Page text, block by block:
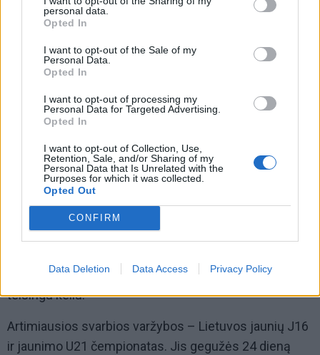
personal data.
Opted In
I want to opt-out of the Sale of my
Personal Data.
Opted In
I want to opt-out of processing my
Personal Data for Targeted Advertising.
Opted In
I want to opt-out of Collection, Use,
Retention, Sale, and/or Sharing of my
Personal Data that Is Unrelated with the
Purposes for which it was collected.
Opted Out
CONFIRM
Data Deletion Data Access Privacy Policy
Pagyrų nusipelno ir ant prizininkų pakylos neužkopę
„Shodan“ sportininkai, kurie 2026 metų Europos
čempionate atidavė visas jėgas ir demonstravo didelį
ryžtą bei kovinę dvasią: Donatas Zeigis, Gratas
Navickis, Skaistė Eva Pėkautaitė, Tautvydas Šniaukas,
Vilius Lipnickas ir Žygintas Zabukas.
Klubo vadovas Lukas Kubilius bei visi „Shodan“
mokyklos treneriai ir asistentai džiaugiasi puikiais
auklėtinių rezultatais. Tokiose aukšto lygio varžybose
kryptingas darbas ir pastangos treniruotėse veda
teisingu keliu.
Artimiausios svarbios varžybos – Lietuvos jaunių J16
ir jaunimo U21 čempionatas. Jis gegužės 24 dieną